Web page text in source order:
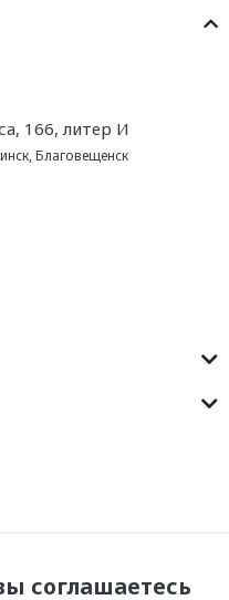
166, литер И
,Благовещенск
соглашаетесь